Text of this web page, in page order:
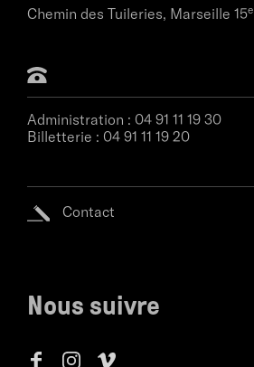
Chemin des Tuileries, Marseille 15e
Administration : 04 91 11 19 30
Billetterie : 04 91 11 19 20
Contact
Nous suivre